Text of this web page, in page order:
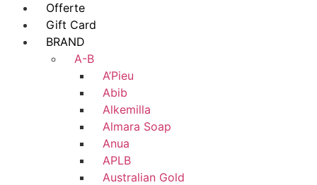
Offerte
Gift Card
BRAND
A-B
A’Pieu
Abib
Alkemilla
Almara Soap
Anua
APLB
Australian Gold